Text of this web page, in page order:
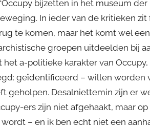
bijzetten in het museum
In ieder van de kritieken
te komen, maar het komt wel
groepen uitdeelden bij
het a-politieke karakter van
geïdentificeerd – willen worden
geholpen. Desalniettemin zijn er
ers zijn niet afgehaakt, maar
– en ik ben echt niet een